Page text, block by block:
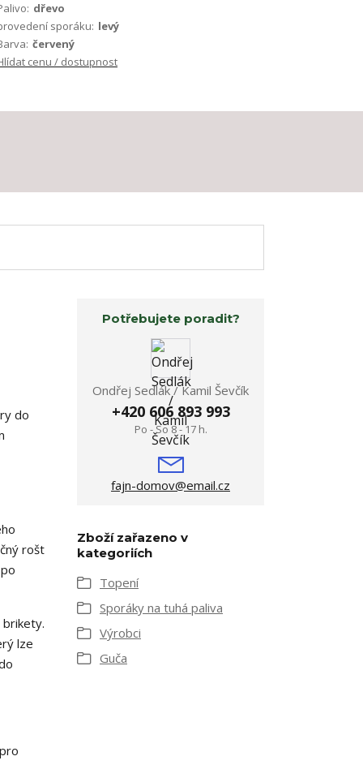
dřevo
sporáku: levý
červený
cenu / dostupnost
do
rošt
brikety.
lze
Potřebujete poradit?
Ondřej Sedlák / Kamil Ševčík
+420 606 893 993
Po - So 8 - 17 h.
fajn-domov@email.cz
Zboží zařazeno v
kategoriích
Topení
Sporáky na tuhá paliva
Výrobci
Guča